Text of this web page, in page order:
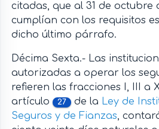
citadas, que al 31 de octubre
cumplían con los requisitos
dicho último párrafo.
Décima Sexta.- Las
autorizadas a operar los
refieren las fracciones I, III a
artículo
27 de la Ley de
Seguros y de Fianzas,